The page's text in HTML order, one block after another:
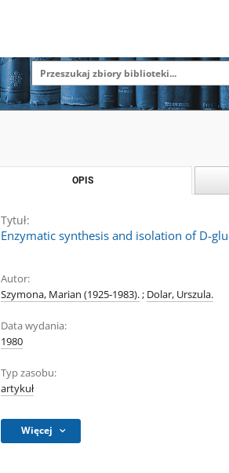
OPIS
Tytuł:
Enzymatic synthesis and isolation of D-
Autor:
Szymona, Marian (1925-1983).; Dolar, Urszula.
Data wydania:
1980
Typ zasobu:
artykuł
Więcej